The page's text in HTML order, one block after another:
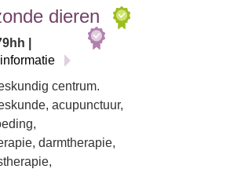
dieren
|
centrum.
acupunctuur,
darmtherapie,